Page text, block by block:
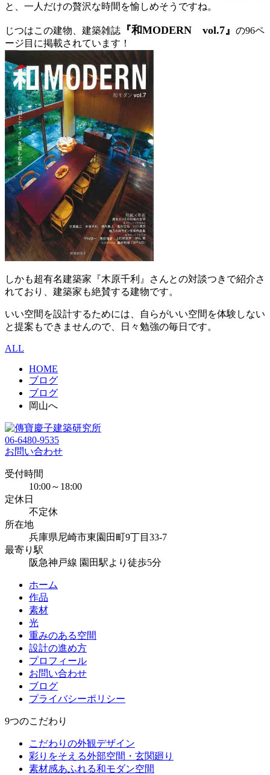
と、一人だけの贅沢な時間を愉しめそうですね。
じつはこの建物、建築雑誌 『和MODERN vol.7』 の96ペ
ージ目に掲載されています！
しかも超有名建築家『木原千利』さんとの対談つきで紹介さ
れており、建築家も絶賛する建物です。
いい空間を設計するためには、自らがいい空間を体験しない
と提案もできませんので、日々勉強の毎日です。
ALL
HOME
ブログ
ブログ
岡山へ
06-6480-9535
お問い合わせ
受付時間
10:00～18:00
定休日
不定休
所在地
兵庫県尼崎市東園田町9丁目33-7
最寄り駅
阪急神戸線 園田駅より徒歩5分
ホーム
作品
素材
光
重みのある空間
設計の進め方
プロフィール
お問い合わせ
ブログ
プライバシーポリシー
9つのこだわり
こだわりの外観デザイン
彩りをそえる外部空間・玄関廻り
素材感あふれる和モダン空間